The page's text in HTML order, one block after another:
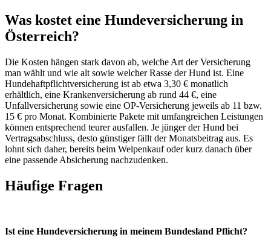
Was kostet eine Hundeversicherung in
Österreich?
Die Kosten hängen stark davon ab, welche Art der Versicherung
man wählt und wie alt sowie welcher Rasse der Hund ist. Eine
Hundehaftpflichtversicherung ist ab etwa 3,30 € monatlich
erhältlich, eine Krankenversicherung ab rund 44 €, eine
Unfallversicherung sowie eine OP-Versicherung jeweils ab 11 bzw.
15 € pro Monat. Kombinierte Pakete mit umfangreichen Leistungen
können entsprechend teurer ausfallen. Je jünger der Hund bei
Vertragsabschluss, desto günstiger fällt der Monatsbeitrag aus. Es
lohnt sich daher, bereits beim Welpenkauf oder kurz danach über
eine passende Absicherung nachzudenken.
Häufige Fragen
Ist eine Hundeversicherung in meinem Bundesland Pflicht?